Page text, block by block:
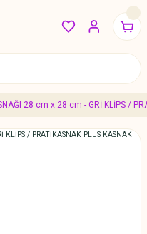
28 cm x 28 cm - GRİ KLİPS /